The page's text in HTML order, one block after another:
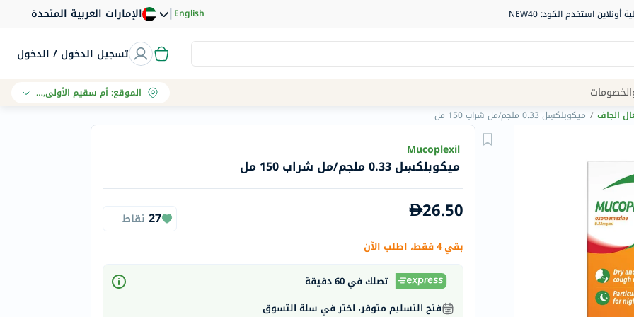
الإمارات العربية المتحدة |English
تسجيل الدخول / الدخول
Navigation
الصيدلية
الماركات
Humantara
betadine
Posay
الموقع:أم سقيم الأولى, دبي
الجاف / ميكوبلكسِل 0.33 ملجم/مل شراب 150 مل
Mucoplexil
ميكوبلكسِل 0.33 ملجم/مل شراب 150 مل
26.50
27 نقاط
بقي 4 فقط، اطلب الآن
تصلك في 60 دقيقة
فتح التسليم متوفر، اختر في سلة التسوق